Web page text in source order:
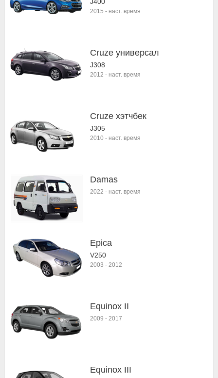
2015 - наст. время
Cruze универсал
J308
2012 - наст. время
Cruze хэтчбек
J305
2010 - наст. время
Damas
2022 - наст. время
Epica
V250
2003 - 2012
Equinox II
2009 - 2017
Equinox III